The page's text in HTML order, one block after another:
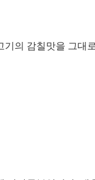
기의 감칠맛을 그대